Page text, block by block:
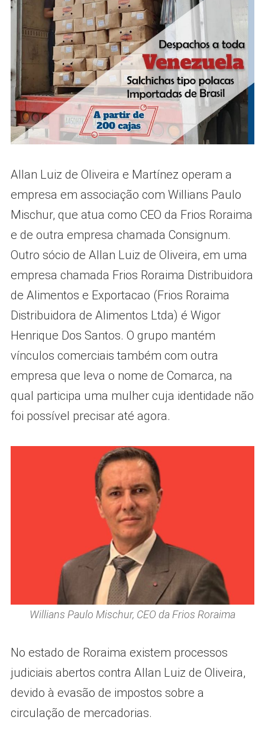
Allan Luiz de Oliveira e Martínez operam a
empresa em associação com Willians Paulo
Mischur, que atua como CEO da Frios Roraima
e de outra empresa chamada Consignum.
Outro sócio de Allan Luiz de Oliveira, em uma
empresa chamada Frios Roraima Distribuidora
de Alimentos e Exportacao (Frios Roraima
Distribuidora de Alimentos Ltda) é Wigor
Henrique Dos Santos. O grupo mantém
vínculos comerciais também com outra
empresa que leva o nome de Comarca, na
qual participa uma mulher cuja identidade não
foi possível precisar até agora.
Willians Paulo Mischur, CEO da Frios Roraima
No estado de Roraima existem processos
judiciais abertos contra Allan Luiz de Oliveira,
devido à evasão de impostos sobre a
circulação de mercadorias.